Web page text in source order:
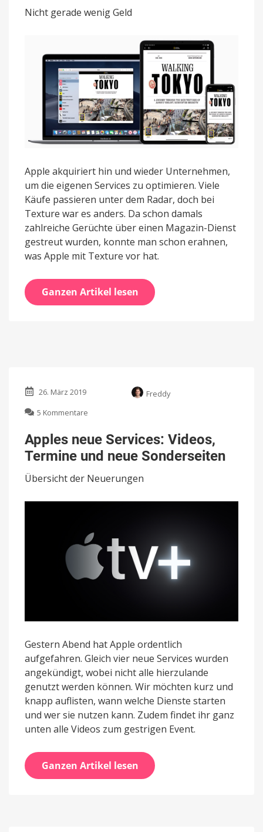
485
Millionen
gekostet
Nicht gerade wenig Geld
Apple akquiriert hin und wieder Unternehmen,
um die eigenen Services zu optimieren. Viele
Käufe passieren unter dem Radar, doch bei
Texture war es anders. Da schon damals
zahlreiche Gerüchte über einen Magazin-Dienst
gestreut wurden, konnte man schon erahnen,
was Apple mit Texture vor hat.
Ganzen Artikel lesen
26. März 2019
Freddy
5 Kommentare
neue
Services:
Videos,
und
Sonderseiten
Apples neue Services: Videos,
Termine und neue Sonderseiten
Übersicht der Neuerungen
Gestern Abend hat Apple ordentlich
aufgefahren. Gleich vier neue Services wurden
angekündigt, wobei nicht alle hierzulande
genutzt werden können. Wir möchten kurz und
knapp auflisten, wann welche Dienste starten
und wer sie nutzen kann. Zudem findet ihr ganz
unten alle Videos zum gestrigen Event.
Ganzen Artikel lesen